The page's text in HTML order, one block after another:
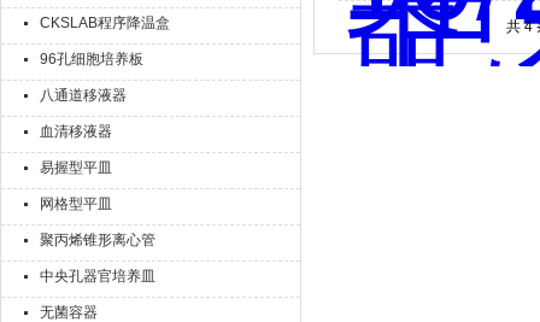
CKSLAB程序降温盒
96孔细胞培养板
八通道移液器
血清移液器
易握型平皿
网格型平皿
聚丙烯锥形离心管
中央孔器官培养皿
无菌容器
共 4